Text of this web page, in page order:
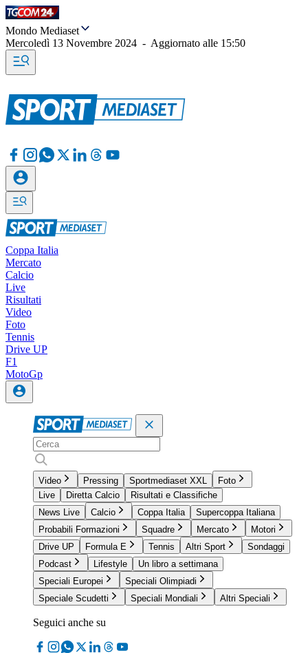
Mondo Mediaset
Mercoledì 13 Novembre 2024 - Aggiornato alle 15:50
Coppa Italia
Mercato
Calcio
Live
Risultati
Video
Foto
Tennis
Drive UP
F1
MotoGp
Video Pressing Sportmediaset XXL
Foto
Live
Diretta Calcio
Risultati e Classifiche
News Live
Calcio Coppa Italia
Supercoppa Italiana
Probabili Formazioni
Squadre Mercato
Motori
Drive UP
Formula E Tennis Altri Sport
Sondaggi
Podcast
Lifestyle
Un libro a settimana
Speciali Europei
Speciali Olimpiadi
Speciale Scudetti
Speciali Mondiali Altri Speciali
Seguici anche su